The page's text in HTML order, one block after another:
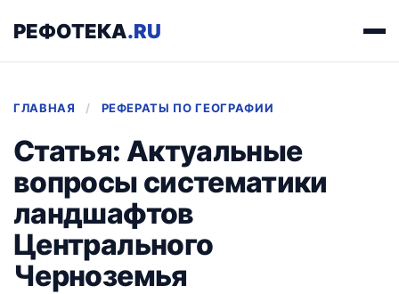
РЕФОТЕКА.RU
ГЛАВНАЯ / РЕФЕРАТЫ ПО ГЕОГРАФИИ
Статья: Актуальные
вопросы систематики
ландшафтов
Центрального
Черноземья